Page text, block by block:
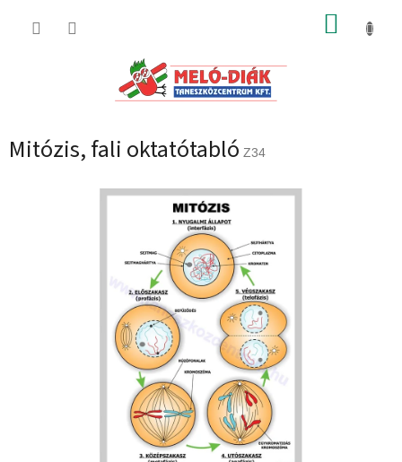
KOSÁR
Mitózis, fali oktatótabló Z34